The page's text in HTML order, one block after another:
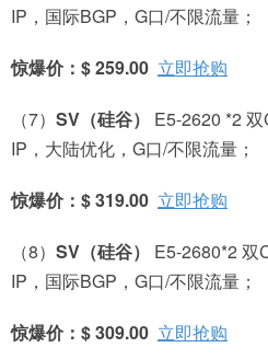
IP，国际BGP，G口/不限流量；
惊爆价：$ 259.00 立即抢购
（7） SV （硅谷）
E5-2620 *2
IP，大陆优化，G口/不限流量；
惊爆价：$ 319.00 立即抢购
（8） SV （硅谷）
E5-2680*2 双
IP，国际BGP，G口/不限流量；
惊爆价：$ 309.00 立即抢购